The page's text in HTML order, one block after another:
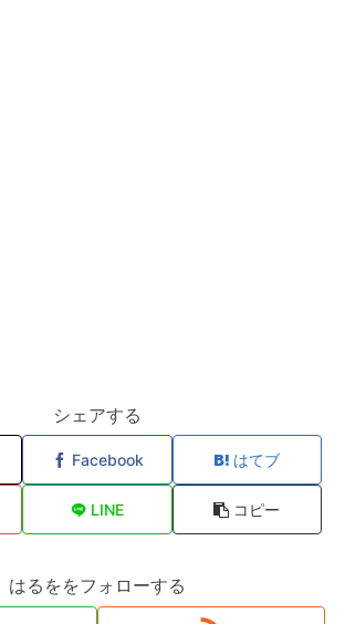
シェアする
Facebook はてブ
LINE コピー
はるををフォローする